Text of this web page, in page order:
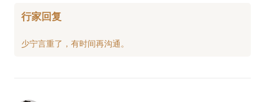
行家回复